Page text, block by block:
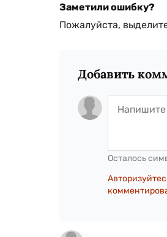
Заметили ошибку?
Пожалуйста,
Добавить
Осталось